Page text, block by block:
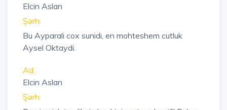
Elcin Aslan
Şərh:
Bu Ayparali cox sunidi, en mohteshem cutluk
Aysel Oktaydi.
Ad:
Elcin Aslan
Şərh: